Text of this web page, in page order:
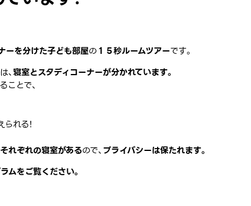
ーを分けた子ども部屋の１５秒ルームツアーです。
、寝室とスタディコーナーが分かれています。
ことで、
れる！
れぞれの寝室があるので、プライバシーは保たれます。
ムをご覧ください。